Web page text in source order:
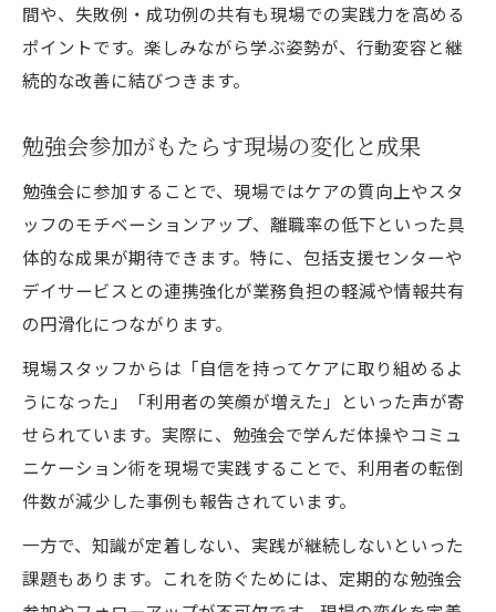
間や、失敗例・成功例の共有も現場での実践力を高める
ポイントです。楽しみながら学ぶ姿勢が、行動変容と継
続的な改善に結びつきます。
勉強会参加がもたらす現場の変化と成果
勉強会に参加することで、現場ではケアの質向上やスタ
ッフのモチベーションアップ、離職率の低下といった具
体的な成果が期待できます。特に、包括支援センターや
デイサービスとの連携強化が業務負担の軽減や情報共有
の円滑化につながります。
現場スタッフからは「自信を持ってケアに取り組めるよ
うになった」「利用者の笑顔が増えた」といった声が寄
せられています。実際に、勉強会で学んだ体操やコミュ
ニケーション術を現場で実践することで、利用者の転倒
件数が減少した事例も報告されています。
一方で、知識が定着しない、実践が継続しないといった
課題もあります。これを防ぐためには、定期的な勉強会